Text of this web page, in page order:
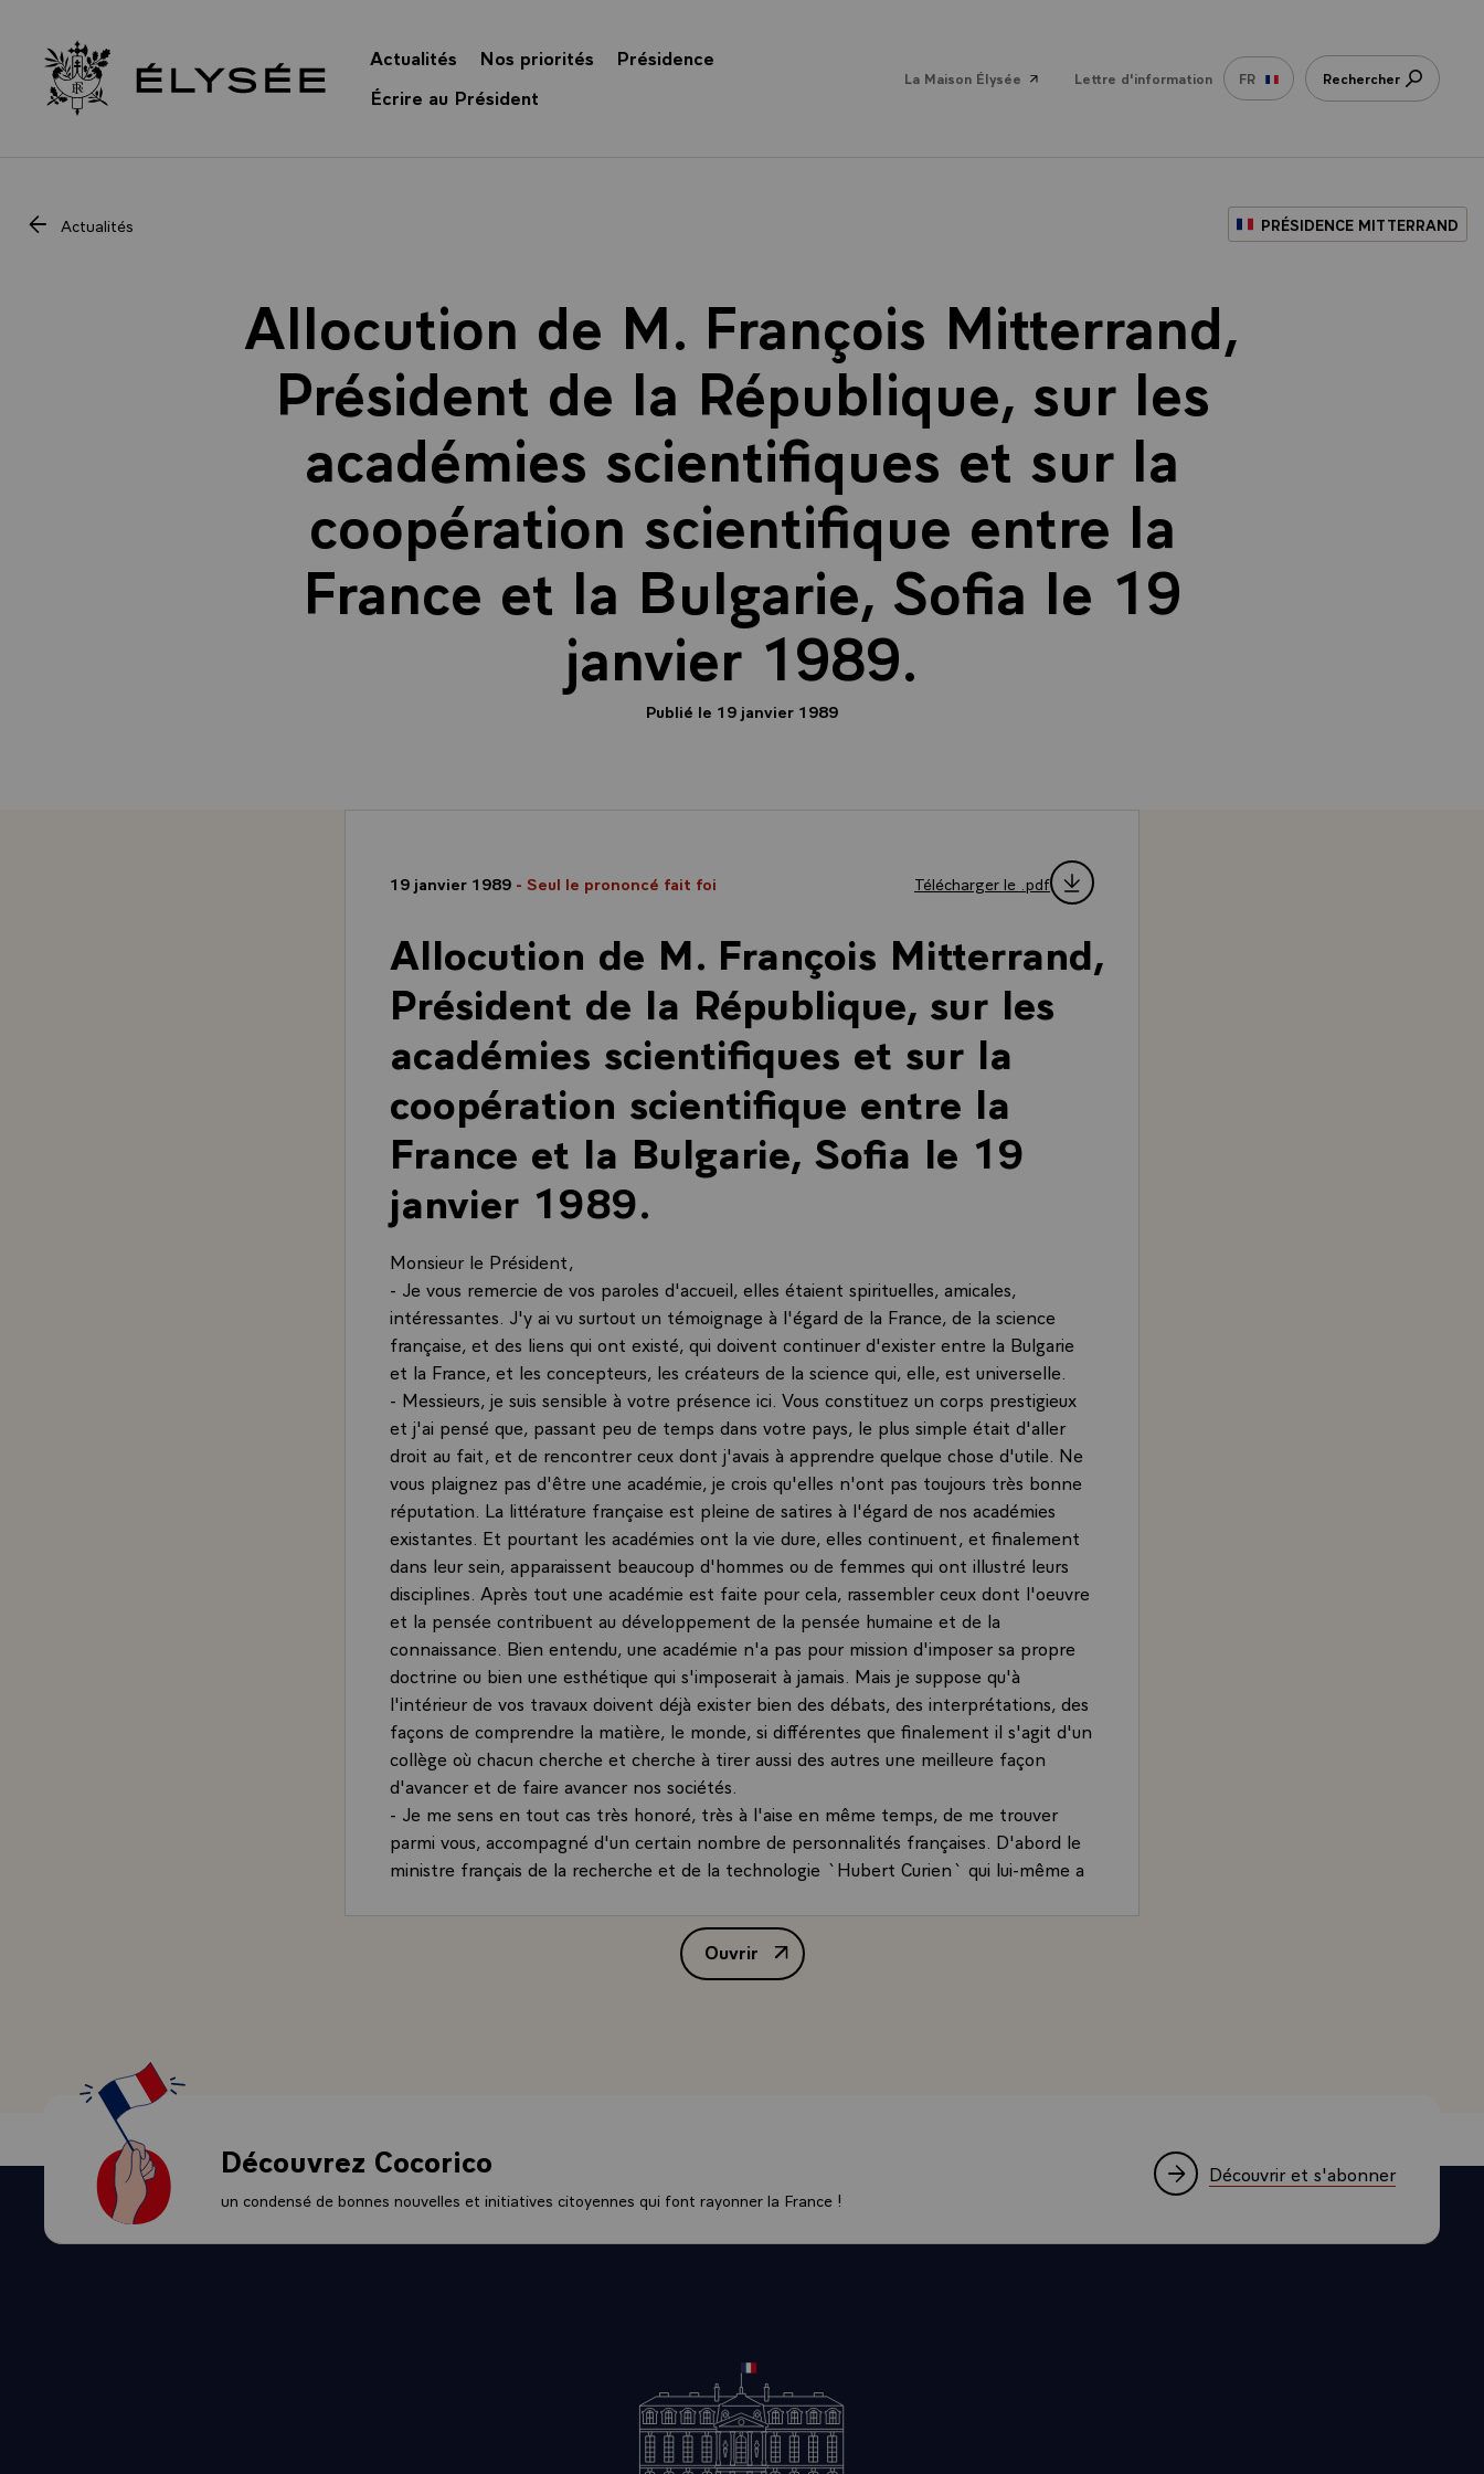
Retour à l’accueil Élysée
Actualités Nos priorités
Présidence
Écrire au Président
La Maison Élysée Lettre d'information FR Rechercher
Actualités PRÉSIDENCE MITTERRAND
Allocution de M. François Mitterrand,
Président de la République, sur les
académies scientifiques et sur la
coopération scientifique entre la
France et la Bulgarie, Sofia le 19
janvier 1989.
Publié le 19 janvier 1989
19 janvier 1989 - Seul le prononcé fait foi Télécharger le .pdf
Allocution de M. François Mitterrand,
Président de la République, sur les
académies scientifiques et sur la
coopération scientifique entre la
France et la Bulgarie, Sofia le 19
janvier 1989.
Monsieur le Président,
- Je vous remercie de vos paroles d'accueil, elles étaient spirituelles, amicales,
intéressantes. J'y ai vu surtout un témoignage à l'égard de la France, de la science
française, et des liens qui ont existé, qui doivent continuer d'exister entre la Bulgarie
et la France, et les concepteurs, les créateurs de la science qui, elle, est universelle.
- Messieurs, je suis sensible à votre présence ici. Vous constituez un corps prestigieux
et j'ai pensé que, passant peu de temps dans votre pays, le plus simple était d'aller
droit au fait, et de rencontrer ceux dont j'avais à apprendre quelque chose d'utile. Ne
vous plaignez pas d'être une académie, je crois qu'elles n'ont pas toujours très bonne
réputation. La littérature française est pleine de satires à l'égard de nos académies
existantes. Et pourtant les académies ont la vie dure, elles continuent, et finalement
dans leur sein, apparaissent beaucoup d'hommes ou de femmes qui ont illustré leurs
disciplines. Après tout une académie est faite pour cela, rassembler ceux dont l'oeuvre
et la pensée contribuent au développement de la pensée humaine et de la
connaissance. Bien entendu, une académie n'a pas pour mission d'imposer sa propre
doctrine ou bien une esthétique qui s'imposerait à jamais. Mais je suppose qu'à
l'intérieur de vos travaux doivent déjà exister bien des débats, des interprétations, des
façons de comprendre la matière, le monde, si différentes que finalement il s'agit d'un
collège où chacun cherche et cherche à tirer aussi des autres une meilleure façon
d'avancer et de faire avancer nos sociétés.
- Je me sens en tout cas très honoré, très à l'aise en même temps, de me trouver
parmi vous, accompagné d'un certain nombre de personnalités françaises. D'abord le
ministre français de la recherche et de la technologie `Hubert Curien` qui lui-même a
bien au-delà de nos frontières £ Monsieur Aubouin, Président de l'Académie des
sciences françaises, Monsieur Kovrilsky, directeur général du Centre national de la
recherche scientifique et Monsieur Bensoussan, Président de l'Institut de la recherche
représenté la première architecture d'ordinateurs parallèles, qui a été conçu en
Bulgarie, au point d'être utilisé par le dernier vol Soyouz, vol soviétique auquel la
devoirs, à l'égard de quelques langues majeures de la planète et notamment le
français. Ce n'est pas un reproche que j'adresserai aux savants bulgares, puisqu'il m'a
été dit que nombreux étaient ceux qui pratiquaient cette langue, et qui, vous l'avez dit
tout à l'heure, monsieur le Président, avaient des liens privilégiés avec leurs collègues
Ouvrir
Allocution de M. François Mitterrand, Président de la République, sur les académies
Découvrez Cocorico
un condensé de bonnes nouvelles et initiatives citoyennes qui font rayonner la France !
Découvrir et s'abonner